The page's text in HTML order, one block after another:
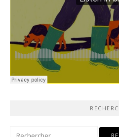
Rechercher :